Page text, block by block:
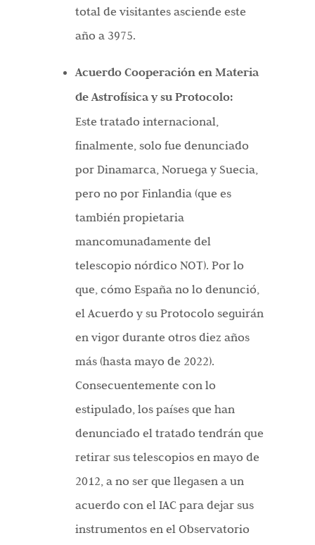
total de visitantes asciende este
año a 3975.
Acuerdo Cooperación en Materia
de Astrofísica y su Protocolo:
Este tratado internacional,
finalmente, solo fue denunciado
por Dinamarca, Noruega y Suecia,
pero no por Finlandia (que es
también propietaria
mancomunadamente del
telescopio nórdico NOT). Por lo
que, cómo España no lo denunció,
el Acuerdo y su Protocolo seguirán
en vigor durante otros diez años
más (hasta mayo de 2022).
Consecuentemente con lo
estipulado, los países que han
denunciado el tratado tendrán que
retirar sus telescopios en mayo de
2012, a no ser que llegasen a un
acuerdo con el IAC para dejar sus
instrumentos en el Observatorio